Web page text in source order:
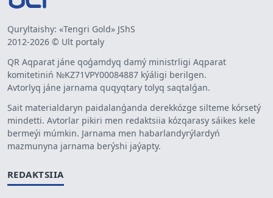
Quryltaishy: «Tengri Gold» JShS
2012-2026 © Ult portaly
QR Aqparat jáne qoǵamdyq damý ministrligi Aqparat
komitetiniń №KZ71VPY00084887 kýáligi berilgen.
Avtorlyq jáne jarnama quqyqtary tolyq saqtalǵan.
Sait materialdaryn paidalanǵanda derekkózge silteme kórsetý
mindetti. Avtorlar pikiri men redaktsiia kózqarasy sáikes kele
bermeýi múmkin. Jarnama men habarlandyrýlardyń
mazmunyna jarnama berýshi jaýapty.
REDAKTSIIA